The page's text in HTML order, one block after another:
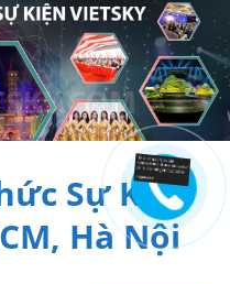
Sự Kiện
Hà Nội